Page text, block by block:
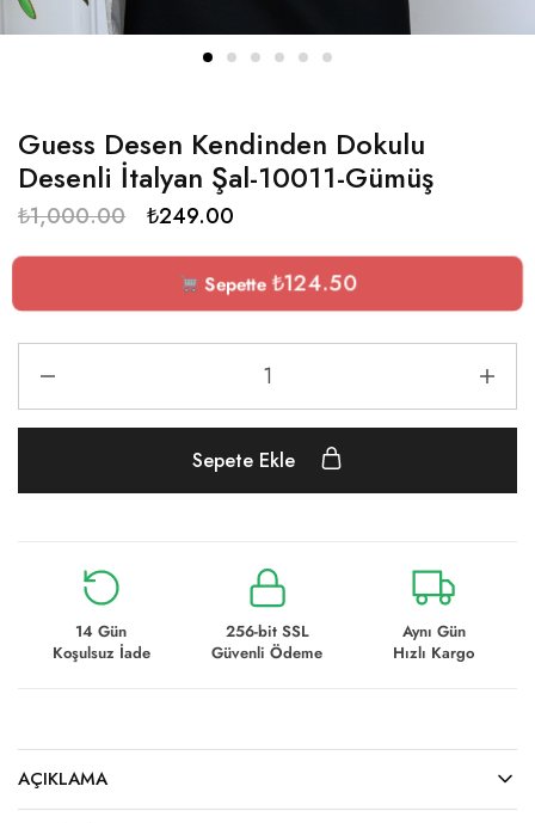
Guess Desen Kendinden Dokulu
Desenli İtalyan Şal-10011-Gümüş
₺1,000.00 ₺249.00
Sepette ₺124.50
Sepete Ekle
14 Gün
Koşulsuz İade
256-bit SSL
Güvenli Ödeme
Aynı Gün
Hızlı Kargo
AÇIKLAMA